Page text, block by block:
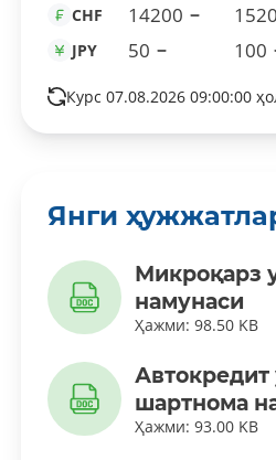
CHF 14200
JPY 50 100
Курс 07.08.2026 09:00:00
Янги
Микроқарз
намунаси
Ҳажми: 98.50 KB
Автокредит
шартнома
Ҳажми: 93.00 KB